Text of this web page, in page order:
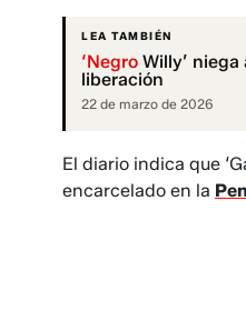
LEA TAMBIÉN
‘Negro Willy’
liberación
22 de marzo de 2026
El diario indica que
encarcelado en la